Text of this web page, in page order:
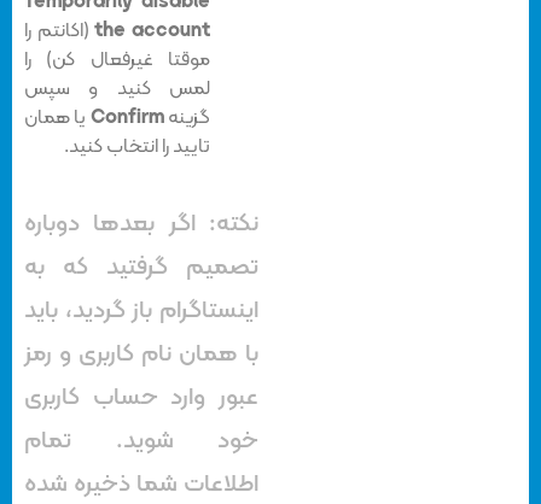
the account (اکانتم را
موقتا غیرفعال کن) را
لمس کنید و سپس
گزینهConfirmیا همان
تایید را انتخاب کنید.
نکته: اگر بعدها دوباره
تصمیم گرفتید که به
اینستاگرام باز گردید، باید
با همان نام کاربری و رمز
عبور وارد حساب کاربری
خود شوید. تمام
اطلاعات شما ذخیره شده